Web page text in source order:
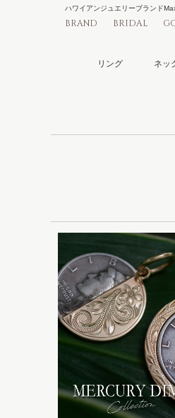
BRAND BRIDAL
ハワイアンジュエリーブランド
リング ネッ